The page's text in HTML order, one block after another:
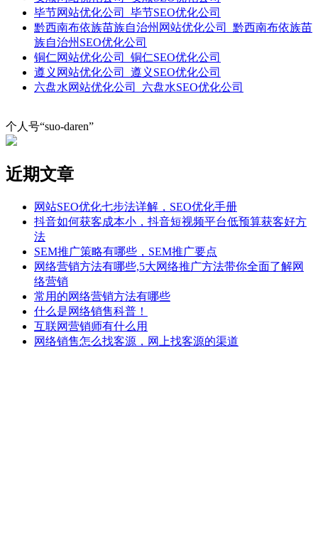
毕节网站优化公司_毕节SEO优化公司
黔西南布依族苗族自治州网站优化公司_黔西南布依族苗
族自治州SEO优化公司
铜仁网站优化公司_铜仁SEO优化公司
遵义网站优化公司_遵义SEO优化公司
六盘水网站优化公司_六盘水SEO优化公司
个人号“suo-daren”
近期文章
网站SEO优化七步法详解，SEO优化手册
抖音如何获客成本小，抖音短视频平台低预算获客好方
法
SEM推广策略有哪些，SEM推广要点
网络营销方法有哪些,5大网络推广方法带你全面了解网
络营销
常用的网络营销方法有哪些
什么是网络销售科普！
互联网营销师有什么用
网络销售怎么找客源，网上找客源的渠道